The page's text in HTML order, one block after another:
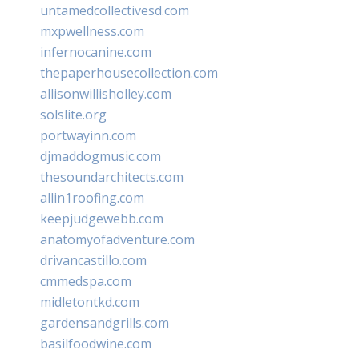
untamedcollectivesd.com
mxpwellness.com
infernocanine.com
thepaperhousecollection.com
allisonwillisholley.com
solslite.org
portwayinn.com
djmaddogmusic.com
thesoundarchitects.com
allin1roofing.com
keepjudgewebb.com
anatomyofadventure.com
drivancastillo.com
cmmedspa.com
midletontkd.com
gardensandgrills.com
basilfoodwine.com